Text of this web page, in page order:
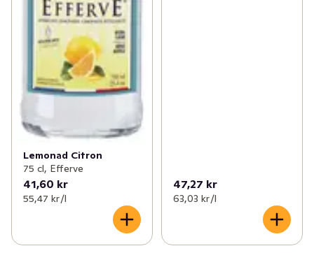
Lemonad Citron
75 cl, Efferve
41,60 kr
55,47 kr /l
47,27 kr
63,03 kr /l